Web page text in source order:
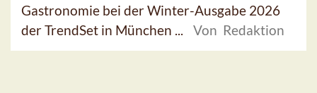
Gastronomie bei der Winter-Ausgabe 2026
der TrendSet in München ...
Von Redaktion